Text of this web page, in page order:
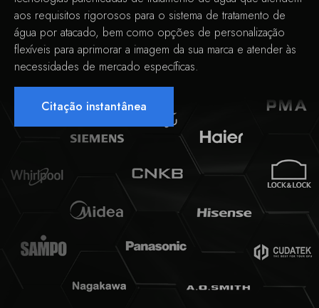
aos requisitos rigorosos para o sistema de tratamento de
água por atacado, bem como opções de personalização
flexíveis para aprimorar a imagem da sua marca e atender às
necessidades de mercado específicas.
Citação instantânea